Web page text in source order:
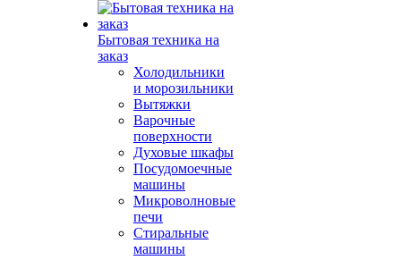
Бытовая техника на
заказ
Холодильники
и морозильники
Вытяжки
Варочные
поверхности
Духовые шкафы
Посудомоечные
машины
Микроволновые
печи
Стиральные
машины